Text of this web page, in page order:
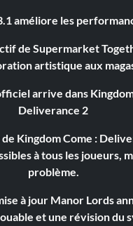
améliore les
de Supermarket
artistique aux
arrive dans
Deliverance 2
Kingdom Come :
à tous les joueurs,
problème.
à jour Manor Lords
et une révision du